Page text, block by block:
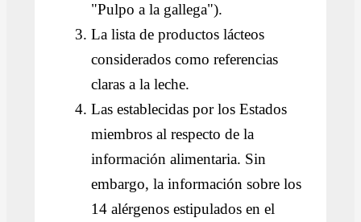
"Pulpo a la gallega").
La lista de productos lácteos
considerados como referencias
claras a la leche.
Las establecidas por los Estados
miembros al respecto de la
información alimentaria. Sin
embargo, la información sobre los
14 alérgenos estipulados en el